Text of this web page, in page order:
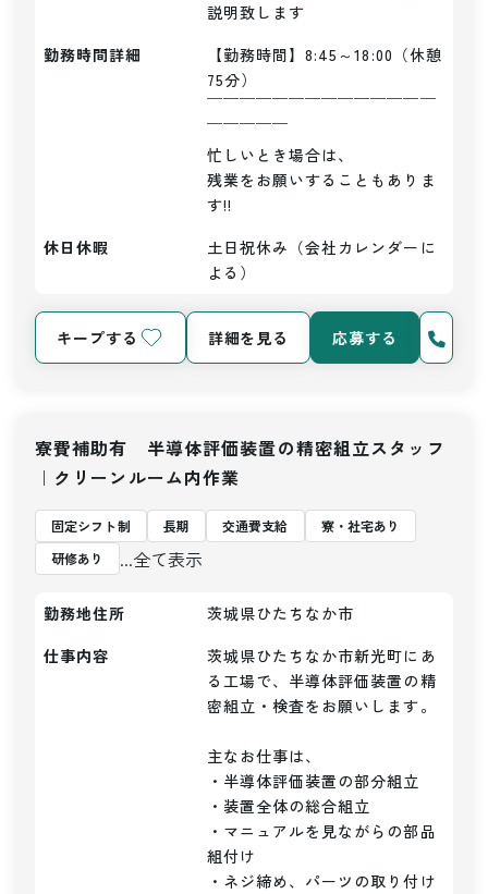
説明致します
勤務時間詳細
【勤務時間】8:45～18:00（休憩
75分）
￣￣￣￣￣￣￣￣￣￣￣￣￣￣
￣￣￣￣￣
忙しいとき場合は、
残業をお願いすることもありま
す!!
休日休暇
土日祝休み（会社カレンダーに
よる）
キープする 詳細を見る 応募する
寮費補助有 半導体評価装置の精密組立スタッフ
｜クリーンルーム内作業
固定シフト制 長期 交通費支給
寮・社宅あり
研修あり
...全て表示
勤務地住所
茨城県ひたちなか市
仕事内容
茨城県ひたちなか市新光町にあ
る工場で、半導体評価装置の精
密組立・検査をお願いします。
主なお仕事は、
・半導体評価装置の部分組立
・装置全体の総合組立
・マニュアルを見ながらの部品
組付け
・ネジ締め、パーツの取り付け